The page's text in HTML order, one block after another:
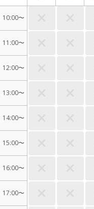
10:00〜
11:00〜
12:00〜
13:00〜
14:00〜
15:00〜
16:00〜
17:00〜